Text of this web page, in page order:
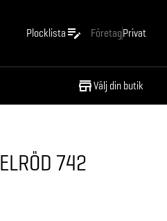
Plocklista FöretagPrivat
Välj din butik
742